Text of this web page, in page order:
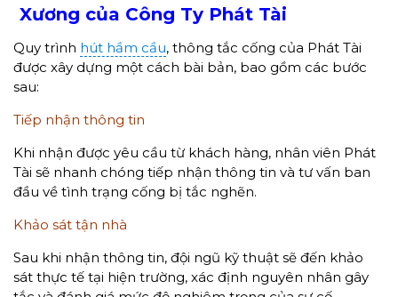
Xương của Công Ty Phát Tài
Quy trình hút hầm cầu, thông tắc cống của Phát Tài
được xây dựng một cách bài bản, bao gồm các bước
sau:
Tiếp nhận thông tin
Khi nhận được yêu cầu từ khách hàng, nhân viên Phát
Tài sẽ nhanh chóng tiếp nhận thông tin và tư vấn ban
đầu về tình trạng cống bị tắc nghẽn.
Khảo sát tận nhà
Sau khi nhận thông tin, đội ngũ kỹ thuật sẽ đến khảo
sát thực tế tại hiện trường, xác định nguyên nhân gây